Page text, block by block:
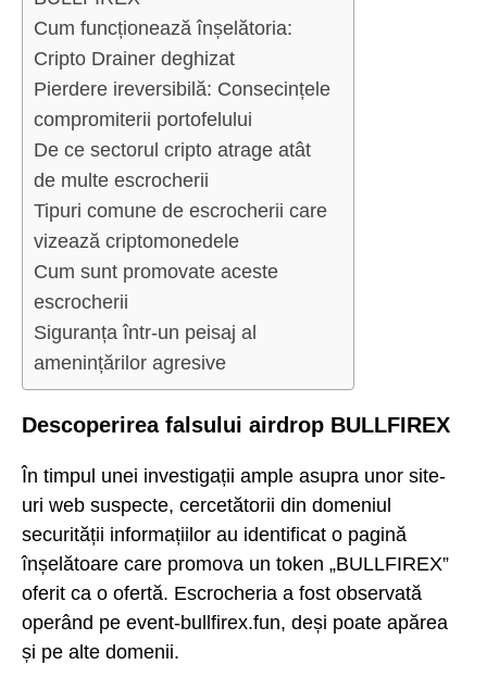
Cum funcționează înșelătoria:
Cripto Drainer deghizat
Pierdere ireversibilă: Consecințele
compromiterii portofelului
De ce sectorul cripto atrage atât
de multe escrocherii
Tipuri comune de escrocherii care
vizează criptomonedele
Cum sunt promovate aceste
escrocherii
Siguranța într-un peisaj al
amenințărilor agresive
Descoperirea falsului airdrop BULLFIREX
În timpul unei investigații ample asupra unor site-
uri web suspecte, cercetătorii din domeniul
securității informațiilor au identificat o pagină
înșelătoare care promova un token „BULLFIREX”
oferit ca o ofertă. Escrocheria a fost observată
operând pe event-bullfirex.fun, deși poate apărea
și pe alte domenii.